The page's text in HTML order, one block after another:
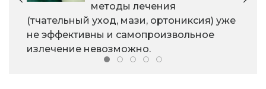
методы лечения
(тчательный уход, мази, ортониксия) уже
не эффективны и самопроизвольное
излечение невозможно.